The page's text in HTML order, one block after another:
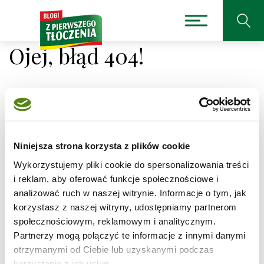
Niniejsza strona korzysta z plików cookie
Wykorzystujemy pliki cookie do spersonalizowania treści
i reklam, aby oferować funkcje społecznościowe i
analizować ruch w naszej witrynie. Informacje o tym, jak
korzystasz z naszej witryny, udostępniamy partnerom
społecznościowym, reklamowym i analitycznym.
Partnerzy mogą połączyć te informacje z innymi danymi
otrzymanymi od Ciebie lub uzyskanymi podczas
Ojej, błąd 404!
odnaleźć strony, której
szukasz.
Adres, który próbujesz odwiedzić/przepisy/chleb-z-
sezamem/1jest obecnie niedostępny.
Sprawdź pisownię adresu lub skorzystaj z wyszukiwarki